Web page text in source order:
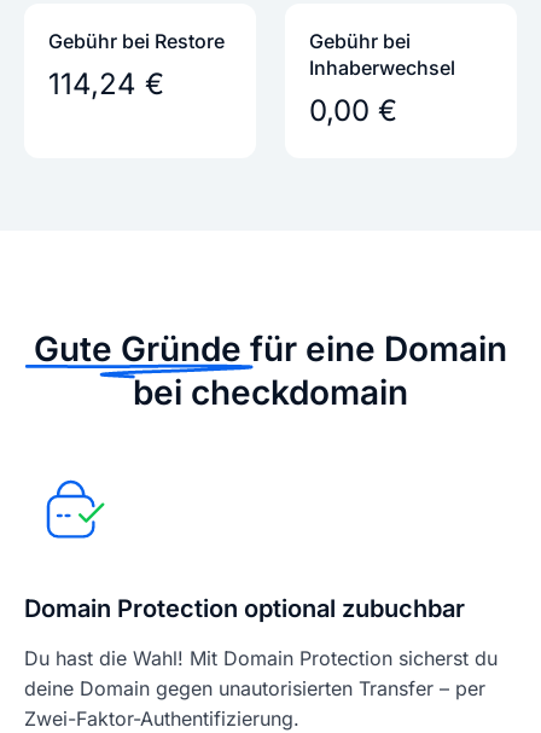
Gebühr bei Restore
114,24 €
Gebühr bei
Inhaber­wechsel
0,00 €
Gute Gründe für eine Domain
bei checkdomain
Domain Protection optional zubuchbar
Du hast die Wahl! Mit Domain Protection sicherst du
deine Domain gegen unautorisierten Transfer – per
Zwei-Faktor-Authentifizierung.